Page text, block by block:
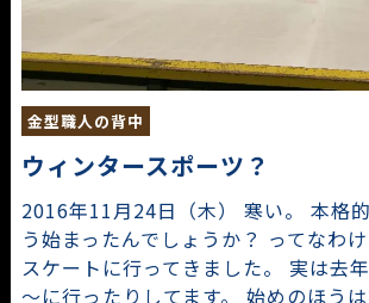
金型職人の背中
ウィンタースポーツ？
2016年11月24日（木） 寒い。 本格
う始まったんでしょうか？ ってなわ
スケートに行ってきました。 実は去
～に行ったりしてます。 始めのほう